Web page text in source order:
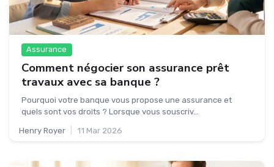
Assurance
Comment négocier son assurance prêt
travaux avec sa banque ?
Pourquoi votre banque vous propose une assurance et
quels sont vos droits ? Lorsque vous souscriv...
Henry Royer 11 Mar 2026